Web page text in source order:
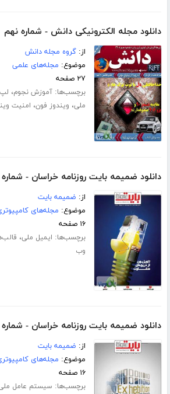
دانلود مجله الکترونیکی دانش - شماره نهم
از:گروه مجله دانش
موضوع: مجله‌های علمی
۲۷ صفحه
برچسب‌ها:آموزش نجوم،
ملی، ویندوز فون، امنیت
دانلود ضمیمه بایت روزنامه خراسان - شماره 222
از: ضمیمه بایت
موضوع: مجله‌های
۱۶ صفحه
برچسب‌ها: ایمیل ملی،
وب
دانلود ضمیمه بایت روزنامه خراسان - شماره 239
از: ضمیمه بایت
موضوع: مجله‌های
۱۶ صفحه
برچسب‌ها: سیستم عامل